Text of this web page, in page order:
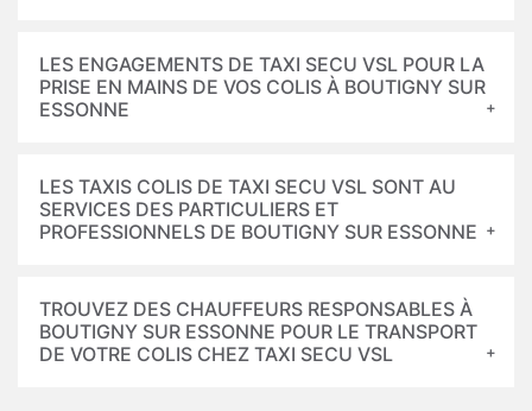
LES ENGAGEMENTS DE TAXI SECU VSL POUR LA
PRISE EN MAINS DE VOS COLIS À BOUTIGNY SUR
ESSONNE
LES TAXIS COLIS DE TAXI SECU VSL SONT AU
SERVICES DES PARTICULIERS ET
PROFESSIONNELS DE BOUTIGNY SUR ESSONNE
TROUVEZ DES CHAUFFEURS RESPONSABLES À
BOUTIGNY SUR ESSONNE POUR LE TRANSPORT
DE VOTRE COLIS CHEZ TAXI SECU VSL